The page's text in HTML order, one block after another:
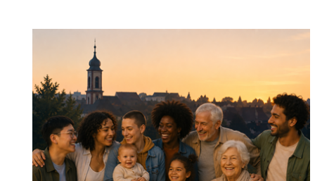
Wasser & Abwasser
Ortsgerichte & Schiedsamt
Verwaltung & Politik
Satzungen & Stadtrecht
Ausschreibungen